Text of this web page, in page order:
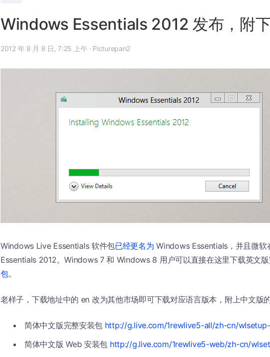
Windows Essentials 2012 发布，附
2012 年 8 月 8 日, 7:25 上午 · Picturepan2
Windows Live Essentials 软件包已经更名为 Windows Essentials，并且微
Essentials 2012。Windows 7 和 Windows 8 用户可以直接在这里下载英文版
包。
老样子，下载地址中的 en 改为其他市场即可下载对应语言版本，附上中文版
简体中文版完整安装包 http://g.live.com/1rewlive5-all/zh-cn/
简体中文版 Web 安装包 http://g.live.com/1rewlive5-web/zh-cn/